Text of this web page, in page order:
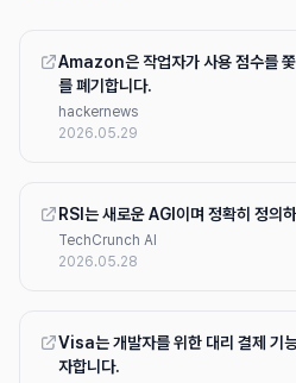
Amazon은 작업자가 사용 점수를
를 폐기합니다.
hackernews
2026.05.29
RSI는 새로운 AGI이며 정확히 정의
TechCrunch AI
2026.05.28
Visa는 개발자를 위한 대리 결제 기
자합니다.